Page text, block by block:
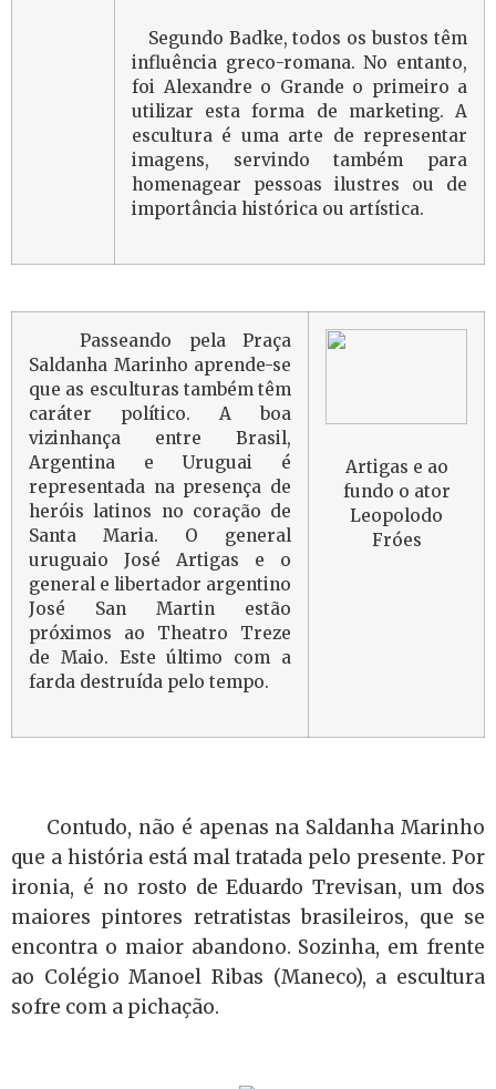
Segundo Badke, todos os bustos têm
influência greco-romana. No entanto,
foi Alexandre o Grande o primeiro a
utilizar esta forma de marketing. A
escultura é uma arte de representar
imagens, servindo também para
homenagear pessoas ilustres ou de
importância histórica ou artística.
Passeando pela Praça
Saldanha Marinho aprende-se
que as esculturas também têm
caráter político. A boa
vizinhança entre Brasil,
Argentina e Uruguai é
representada na presença de
heróis latinos no coração de
Santa Maria. O general
uruguaio José Artigas e o
general e libertador argentino
José San Martin estão
próximos ao Theatro Treze
de Maio. Este último com a
farda destruída pelo tempo.
Artigas e ao
fundo o ator
Leopolodo
Fróes
Contudo, não é apenas na Saldanha Marinho
que a história está mal tratada pelo presente. Por
ironia, é no rosto de Eduardo Trevisan, um dos
maiores pintores retratistas brasileiros, que se
encontra o maior abandono. Sozinha, em frente
ao Colégio Manoel Ribas (Maneco), a escultura
sofre com a pichação.